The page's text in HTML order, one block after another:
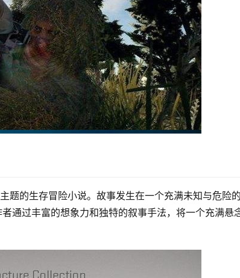
题的生存冒险小说。故事发生在一个充满未知与危险
通过丰富的想象力和独特的叙事手法，将一个充满悬